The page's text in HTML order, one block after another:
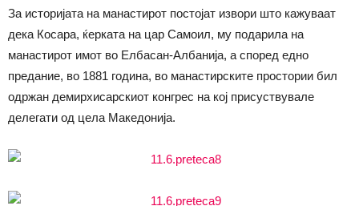
За историјата на манастирот постојат извори што кажуваат
дека Косара, ќерката на цар Самоил, му подарила на
манастирот имот во Елбасан-Албанија, а според едно
предание, во 1881 година, во манастирските простории бил
одржан демирхисарскиот конгрес на кој присуствувале
делегати од цела Македонија.